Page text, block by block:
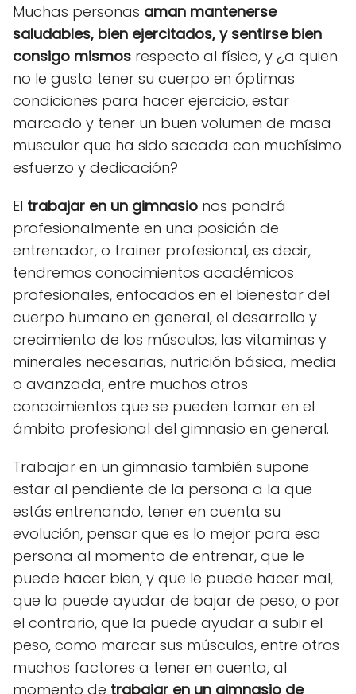
Muchas personas aman mantenerse
saludables, bien ejercitados, y sentirse bien
consigo mismos respecto al físico, y ¿a quien
no le gusta tener su cuerpo en óptimas
condiciones para hacer ejercicio, estar
marcado y tener un buen volumen de masa
muscular que ha sido sacada con muchísimo
esfuerzo y dedicación?
El trabajar en un gimnasio nos pondrá
profesionalmente en una posición de
entrenador, o trainer profesional, es decir,
tendremos conocimientos académicos
profesionales, enfocados en el bienestar del
cuerpo humano en general, el desarrollo y
crecimiento de los músculos, las vitaminas y
minerales necesarias, nutrición básica, media
o avanzada, entre muchos otros
conocimientos que se pueden tomar en el
ámbito profesional del gimnasio en general.
Trabajar en un gimnasio también supone
estar al pendiente de la persona a la que
estás entrenando, tener en cuenta su
evolución, pensar que es lo mejor para esa
persona al momento de entrenar, que le
puede hacer bien, y que le puede hacer mal,
que la puede ayudar de bajar de peso, o por
el contrario, que la puede ayudar a subir el
peso, como marcar sus músculos, entre otros
muchos factores a tener en cuenta, al
momento de trabajar en un gimnasio de